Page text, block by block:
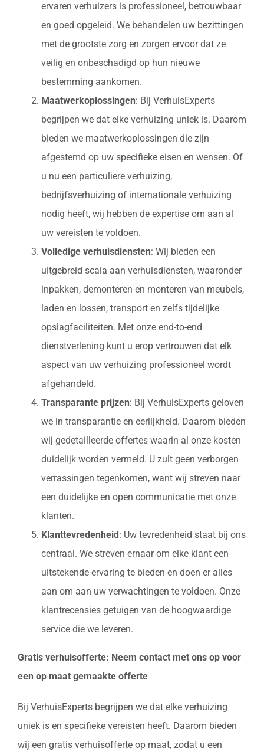
ervaren verhuizers is professioneel, betrouwbaar
en goed opgeleid. We behandelen uw bezittingen
met de grootste zorg en zorgen ervoor dat ze
veilig en onbeschadigd op hun nieuwe
bestemming aankomen.
Maatwerkoplossingen: Bij VerhuisExperts
begrijpen we dat elke verhuizing uniek is. Daarom
bieden we maatwerkoplossingen die zijn
afgestemd op uw specifieke eisen en wensen. Of
u nu een particuliere verhuizing,
bedrijfsverhuizing of internationale verhuizing
nodig heeft, wij hebben de expertise om aan al
uw vereisten te voldoen.
Volledige verhuisdiensten: Wij bieden een
uitgebreid scala aan verhuisdiensten, waaronder
inpakken, demonteren en monteren van meubels,
laden en lossen, transport en zelfs tijdelijke
opslagfaciliteiten. Met onze end-to-end
dienstverlening kunt u erop vertrouwen dat elk
aspect van uw verhuizing professioneel wordt
afgehandeld.
Transparante prijzen: Bij VerhuisExperts geloven
we in transparantie en eerlijkheid. Daarom bieden
wij gedetailleerde offertes waarin al onze kosten
duidelijk worden vermeld. U zult geen verborgen
verrassingen tegenkomen, want wij streven naar
een duidelijke en open communicatie met onze
klanten.
Klanttevredenheid : Uw tevredenheid staat bij ons
centraal. We streven ernaar om elke klant een
uitstekende ervaring te bieden en doen er alles
aan om aan uw verwachtingen te voldoen. Onze
klantrecensies getuigen van de hoogwaardige
service die we leveren.
Gratis verhuisofferte: Neem contact met ons op voor
een op maat gemaakte offerte
Bij VerhuisExperts begrijpen we dat elke verhuizing
uniek is en specifieke vereisten heeft. Daarom bieden
wij een gratis verhuisofferte op maat, zodat u een